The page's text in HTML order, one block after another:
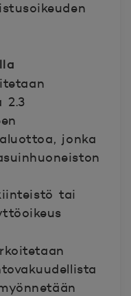
2.3
jonka
tai